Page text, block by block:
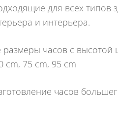
для всех типов
и интерьера.
часов с высотой
cm, 75 cm, 95 cm
часов